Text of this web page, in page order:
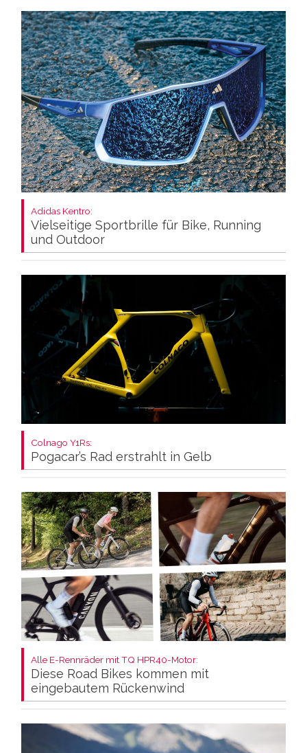
Adidas Kentro:
Vielseitige Sportbrille für Bike, Running
und Outdoor
Colnago Y1Rs:
Pogacar’s Rad erstrahlt in Gelb
Alle E-Rennräder mit TQ HPR40-Motor:
Diese Road Bikes kommen mit
eingebautem Rückenwind